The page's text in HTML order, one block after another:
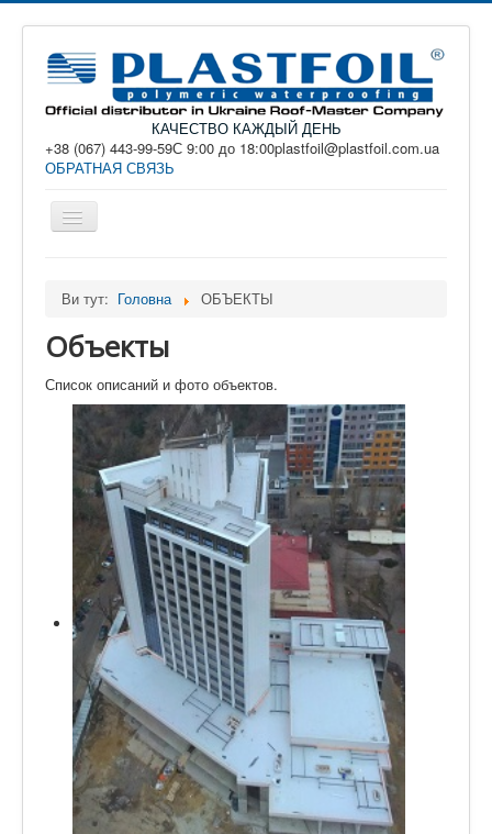
КАЧЕСТВО КАЖДЫЙ ДЕНЬ
+38 (067) 443-99-59С 9:00 до 18:00plastfoil@plastfoil.com.ua
ОБРАТНАЯ СВЯЗЬ
Перемикач
навігації
ПРИМЕНЕНИЕ
ДОКУМЕНТАЦИЯ
РЕШЕНИЯ
УСЛУГИ И МОНТАЖ
ГДЕ КУПИТЬ
ОБЪЕКТЫ
КОНТАКТЫ
Ви тут: Головна ОБЪЕКТЫ
Объекты
Список описаний и фото объектов.